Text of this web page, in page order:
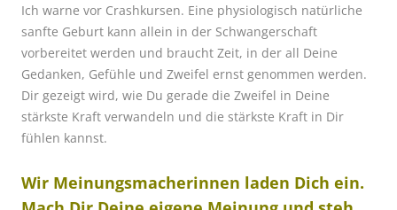
Ich warne vor Crashkursen. Eine physiologisch natürliche
sanfte Geburt kann allein in der Schwangerschaft
vorbereitet werden und braucht Zeit, in der all Deine
Gedanken, Gefühle und Zweifel ernst genommen werden.
Dir gezeigt wird, wie Du gerade die Zweifel in Deine
stärkste Kraft verwandeln und die stärkste Kraft in Dir
fühlen kannst.
Wir Meinungsmacherinnen laden Dich ein.